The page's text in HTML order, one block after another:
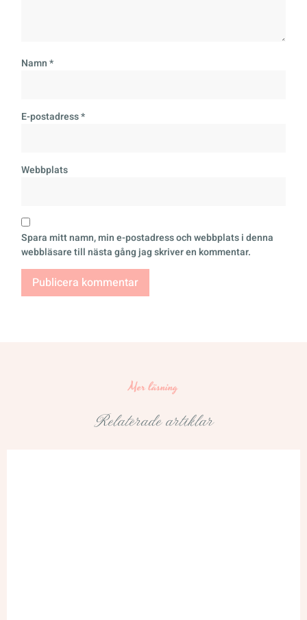
Namn*
E-postadress*
Webbplats
Spara mitt namn, min e-postadress och webbplats i denna
webbläsare till nästa gång jag skriver en kommentar.
Mer läsning
Relaterade artiklar